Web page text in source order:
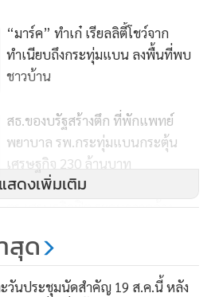
น มันก็พบกันมากขึ้นตอนนี้ เพราะว่า
องคนที่เดินทางกลับมาจากประเทศ
เมริกาบ้าง อะไรบ้าง ตอนนี้เราจะ
ลามันขึ้นก็จะขึ้นเร็ว บางประเทศ
ลียหลักพัน ญี่ปุ่นหลักร้อย ของเราผม
งนี้ก็คงถึงหลักร้อยเป็นไปได้ แต่ก็
คือหลายคนจะนึกย้อนกลับไปเรื่อง
อันนั้นอัตราการสูญเสียการตายค่อน
หรับคนที่อายุน้อยต้องระมัดระวัง
“มาร์ค” ทำเก๋ เรียลลิตี้โชว์จาก
ทำเนียบถึงกระทุ่มแบน ลงพื้นที่พบ
ชาวบ้าน
สธ.ของบรัฐสร้างตึก ที่พักแพทย์
พยาบาล รพ.กระทุ่มแบนกระตุ้น
เศรษฐกิจ 230 ล้านบาท
ตร.เศรษฐกิจฟิต ระดมกวาดล้าง
แสดงเพิ่มเติม
สุด
วันประชุมนัดสำคัญ 19 ส.ค.นี้ หลัง